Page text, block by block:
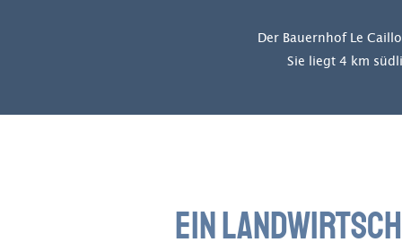
Der Bauernhof Le
Sie liegt 4 km
EIN